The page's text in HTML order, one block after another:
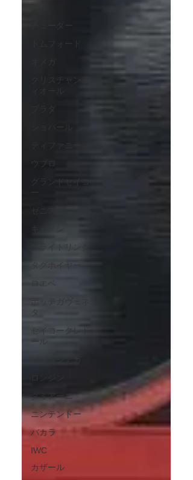
チューダー
ウブロ
グランドセイコ
ブライトリング
タグホイヤー
ロエベ
ボッテガヴェネ
タ
セイコークレド
ール
ダミアーニ
ニンテンドー
バカラ
IWC
カザール